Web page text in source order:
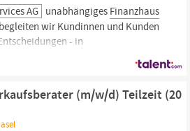
AG unabhängiges Finanzhaus
wir Kundinnen und Kunden
- in
und
Wir verkaufen keine Bankprodukte.
unserer Kundinnen und Kunden...
(m/w/d) Teilzeit (20